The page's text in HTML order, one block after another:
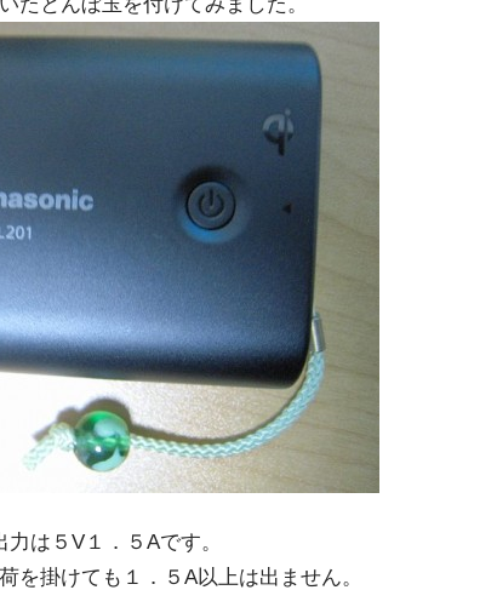
は５V１．５Aです。
を掛けても１．５A以上は出ません。